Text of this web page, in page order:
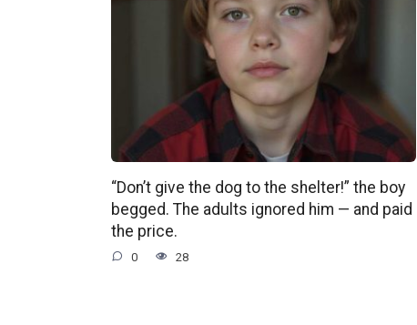
“Don’t give the dog to the shelter!” the boy
begged. The adults ignored him — and paid
the price.
0 28